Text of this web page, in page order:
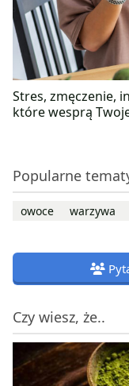
Stres, zmęczenie,
które wesprą
Popularne
owoce warzywa
Czy wiesz, że..